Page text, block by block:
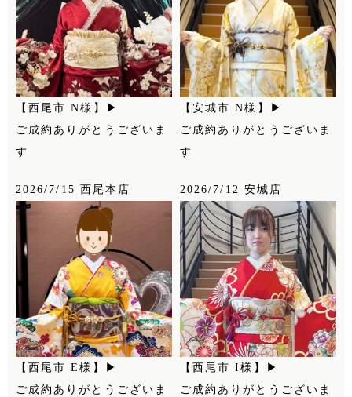
【西尾市 N様】▶
ご成約ありがとうございま
す
【安城市 N様】▶
ご成約ありがとうございま
す
2026/7/15 西尾本店
【西尾市 E様】▶
ご成約ありがとうございま
2026/7/12 安城店
【西尾市 I様】▶
ご成約ありがとうございま